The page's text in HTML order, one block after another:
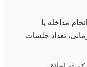
مداخله یا
تعداد جلسات